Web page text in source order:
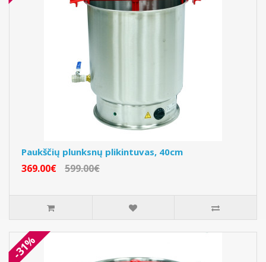
Paukščių plunksnų plikintuvas, 40cm
369.00€ 599.00€
-31%